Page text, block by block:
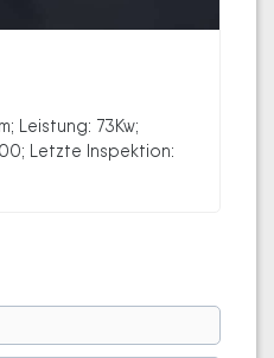
Leistung: 73Kw;
Letzte Inspektion: